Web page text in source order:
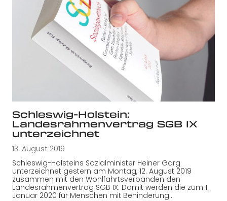
Schleswig-Holstein:
Landesrahmenvertrag SGB IX
unterzeichnet
13. August 2019
Schleswig-Holsteins Sozialminister Heiner Garg
unterzeichnet gestern am Montag, 12. August 2019
zusammen mit den Wohlfahrtsverbänden den
Landesrahmenvertrag SGB IX. Damit werden die zum 1.
Januar 2020 für Menschen mit Behinderung…